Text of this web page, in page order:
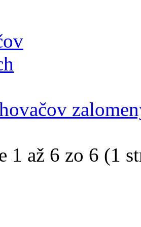
1 až 6 zo 6 (1